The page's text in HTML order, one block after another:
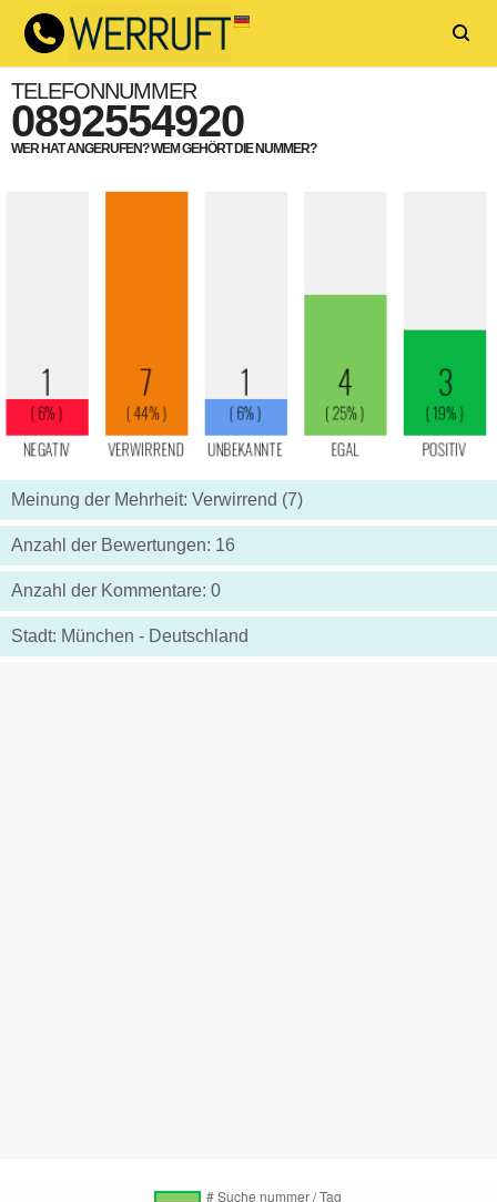
TELEFONNUMMER
0892554920
WER HAT ANGERUFEN? WEM GEHÖRT DIE NUMMER?
Meinung der Mehrheit: Verwirrend (7)
Anzahl der Bewertungen: 16
Anzahl der Kommentare: 0
Stadt: München - Deutschland